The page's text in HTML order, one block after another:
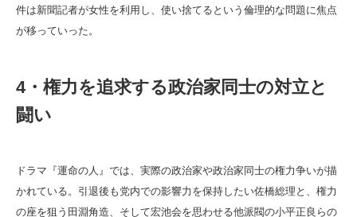
件は新聞記者が女性を利用し、使い捨てるという倫理的な問題に焦点
が移っていった。
4・権力を追求する政治家同士の対立と
闘い
ドラマ『運命の人』では、実際の政治家や政治家同士の権力争いが描
かれている。引退後も党内での影響力を保持したい佐橋総理と、権力
の座を狙う田淵角造、そして宏池会を思わせる他派閥の小平正良らの